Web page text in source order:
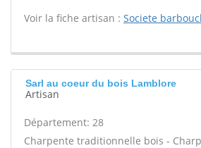
Voir la fiche artisan : Societe
Sarl au coeur du bois Lamblore
Artisan
Département: 28
Charpente traditionnelle bois -